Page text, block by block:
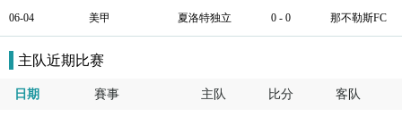
06-04 美甲 夏洛特独立 0 - 0 那不勒斯FC
主队近期比赛
日期 賽事 主队 比分 客队